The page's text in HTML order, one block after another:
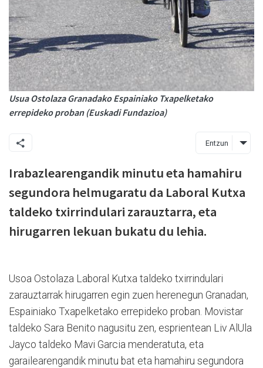
Usua Ostolaza Granadako Espainiako Txapelketako
errepideko proban (Euskadi Fundazioa)
Entzun
Irabazlearengandik minutu eta hamahiru
segundora helmugaratu da Laboral Kutxa
taldeko txirrindulari zarauztarra, eta
hirugarren lekuan bukatu du lehia.
Usoa Ostolaza Laboral Kutxa taldeko txirrindulari
zarauztarrak hirugarren egin zuen herenegun Granadan,
Espainiako Txapelketako errepideko proban. Movistar
taldeko Sara Benito nagusitu zen, esprientean Liv AlUla
Jayco taldeko Mavi Garcia menderatuta, eta
garailearengandik minutu bat eta hamahiru segundora